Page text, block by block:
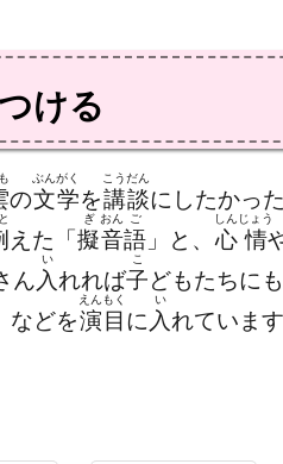
ける
の文
ぶん
学
がく
を講
こう
談
だん
にしたかっ
えた「擬
ぎ
音
おん
語
ご
」と、 心
しん
情
じょう
ん 入
い
れれば子
こ
どもたちにも
などを演
えん
目
もく
に 入
い
れています